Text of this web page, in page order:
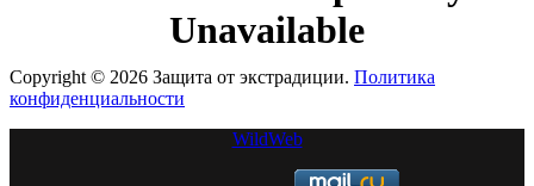
Copyright © 2026 Защита от экстрадиции. Политика
конфиденциальности
WildWeb